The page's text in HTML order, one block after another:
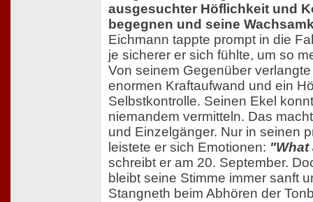
ausgesuchter Höflichkeit und
begegnen und seine
Eichmann tappte prompt in die
je sicherer er sich fühlte, um so
Von seinem Gegenüber
enormen Kraftaufwand und ein
Selbstkontrolle. Seinen Ekel
niemandem vermitteln. Das
und Einzelgänger. Nur in seinen
leistete er sich Emotionen:
schreibt er am 20. September.
bleibt seine Stimme immer sanft
Stangneth beim Abhören der